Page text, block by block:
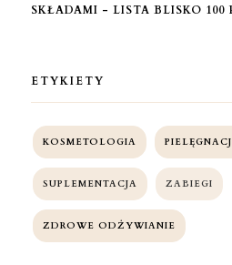
SKŁADAMI - LISTA BLISKO 100
ETYKIETY
KOSMETOLOGIA
SUPLEMENTACJA ZABIEGI
ZDROWE ODŻYWIANIE